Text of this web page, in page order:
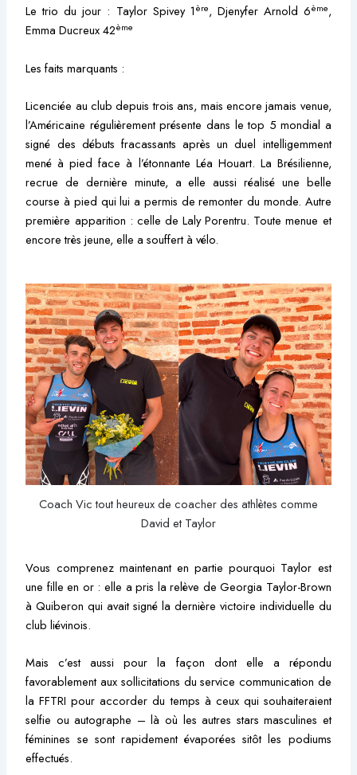
Le trio du jour : Taylor Spivey 1ère, Djenyfer Arnold 6ème,
Emma Ducreux 42ème
Les faits marquants :
Licenciée au club depuis trois ans, mais encore jamais venue,
l’Américaine régulièrement présente dans le top 5 mondial a
signé des débuts fracassants après un duel intelligemment
mené à pied face à l’étonnante Léa Houart. La Brésilienne,
recrue de dernière minute, a elle aussi réalisé une belle
course à pied qui lui a permis de remonter du monde. Autre
première apparition : celle de Laly Porentru. Toute menue et
encore très jeune, elle a souffert à vélo.
Coach Vic tout heureux de coacher des athlètes comme
David et Taylor
Vous comprenez maintenant en partie pourquoi Taylor est
une fille en or : elle a pris la relève de Georgia Taylor-Brown
à Quiberon qui avait signé la dernière victoire individuelle du
club liévinois.
Mais c’est aussi pour la façon dont elle a répondu
favorablement aux sollicitations du service communication de
la FFTRI pour accorder du temps à ceux qui souhaiteraient
selfie ou autographe – là où les autres stars masculines et
féminines se sont rapidement évaporées sitôt les podiums
effectués.